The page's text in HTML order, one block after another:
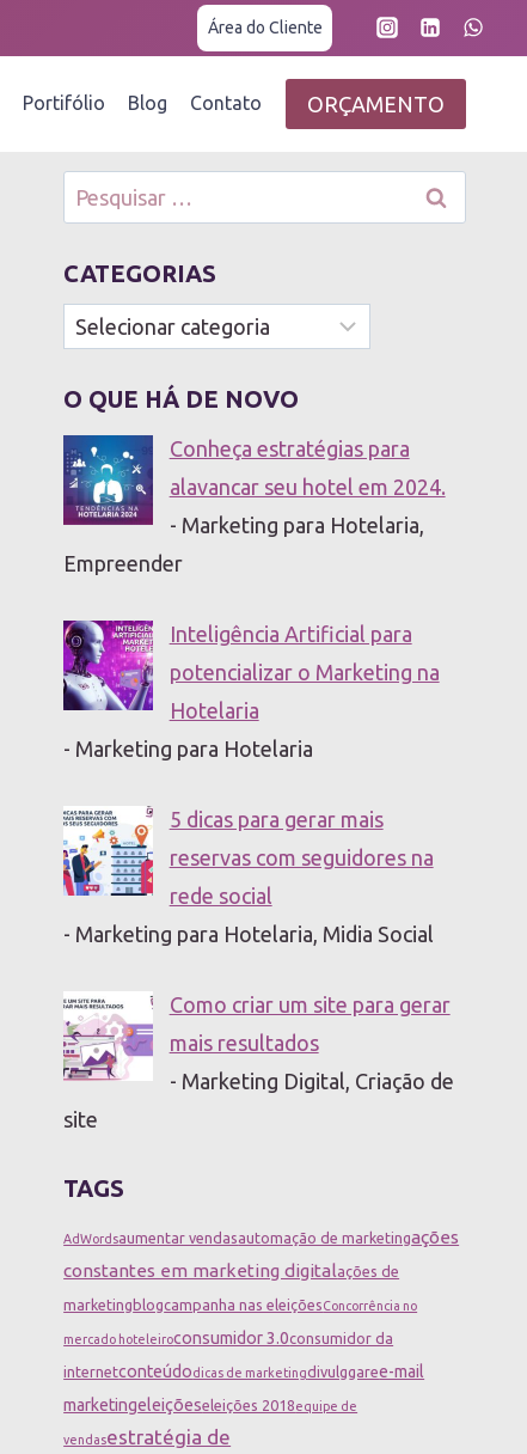
Área do Cliente
Portifólio Blog Contato ORÇAMENTO
Pesquisar
por:
CATEGORIAS
Categorias
O QUE HÁ DE NOVO
Conheça estratégias para
alavancar seu hotel em 2024.
- Marketing para Hotelaria,
Empreender
Inteligência Artificial para
potencializar o Marketing na
Hotelaria
- Marketing para Hotelaria
5 dicas para gerar mais
reservas com seguidores na
rede social
- Marketing para Hotelaria, Midia Social
Como criar um site para gerar
mais resultados
- Marketing Digital, Criação de
site
TAGS
AdWordsaumentar vendasautomação de marketingações
constantes em marketing digitalações de
marketingblogcampanha nas eleiçõesConcorrência no
mercado hoteleiroconsumidor 3.0consumidor da
internetconteúdodicas de marketingdivulggaree-mail
marketingeleiçõeseleições 2018equipe de
vendasestratégia de